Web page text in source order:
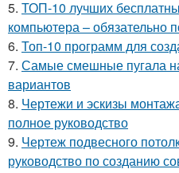
5. ТОП-10 лучших
компьютера – обязательно
6. Топ-10 программ для
7. Самые смешные пугала
вариантов
8. Чертежи и эскизы
полное руководство
9. Чертеж подвесного
руководство по созданию